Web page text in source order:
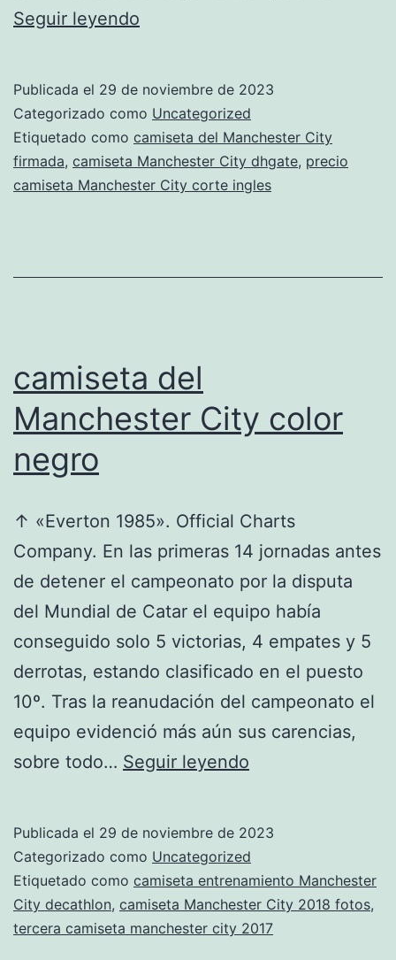
Seguir leyendo
Manchester
City
en
el
Publicada el 29 de noviembre de 2023
Categorizado como Uncategorized
Etiquetado como camiseta del Manchester City
firmada, camiseta Manchester City dhgate, precio
camiseta Manchester City corte ingles
camiseta del
Manchester City color
negro
↑ «Everton 1985». Official Charts
Company. En las primeras 14 jornadas antes
de detener el campeonato por la disputa
del Mundial de Catar el equipo había
conseguido solo 5 victorias, 4 empates y 5
derrotas, estando clasificado en el puesto
10º. Tras la reanudación del campeonato el
equipo evidenció más aún sus carencias,
sobre todo… Seguir leyendo
City
color
negro
Publicada el 29 de noviembre de 2023
Categorizado como Uncategorized
Etiquetado como camiseta entrenamiento Manchester
City decathlon, camiseta Manchester City 2018 fotos,
tercera camiseta manchester city 2017